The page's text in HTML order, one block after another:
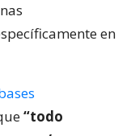
en
“todo